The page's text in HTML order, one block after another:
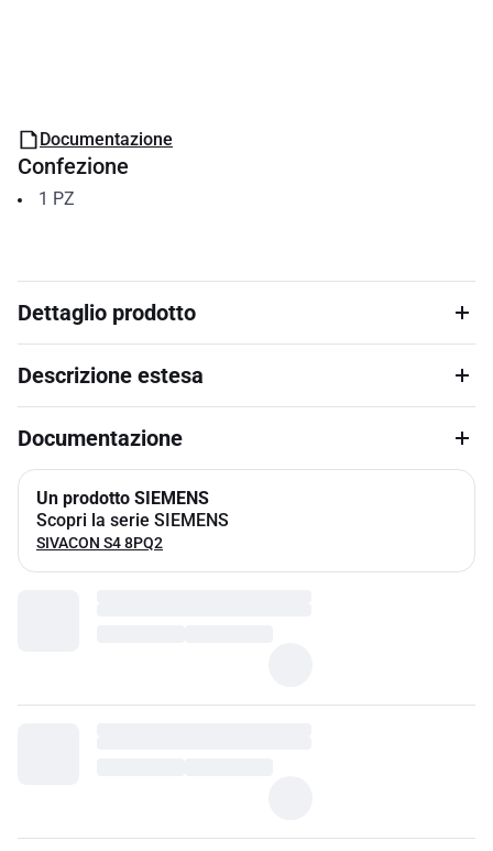
Documentazione
Confezione
1 PZ
Dettaglio prodotto
Descrizione estesa
Documentazione
Un prodotto SIEMENS
Scopri la serie SIEMENS
SIVACON S4 8PQ2